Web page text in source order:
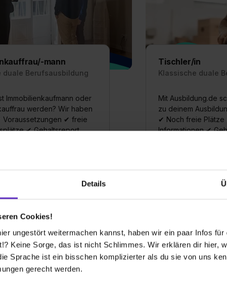
Details
Cookies!
ungestört weitermachen kannst, haben wir ein paar Infos
Keine Sorge, das ist nicht Schlimmes. Wir erklären dir hier,
Sprache ist ein bisschen komplizierter als du sie von uns
gerecht werden.
mann
duale Berufsausbildung
Immobilienkaufmann oder
werden? Wir haben
Voraussetzungen ✔ freie
✔ Gehaltsreport
Tischler/in
Klassische duale
Mit Ausbildung.de
zu deinem
✔ Noch freie Plätze
Informationen ✔
Allgemeine Infos